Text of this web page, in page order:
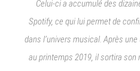
Celui-ci a accumulé des
Spotify, ce qui lui permet de
dans l’univers musical. Après
au printemps 2019, il sortira son